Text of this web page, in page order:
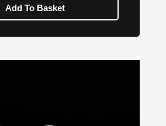
Add To Basket